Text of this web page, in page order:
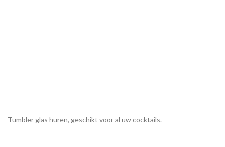
Tumbler glas huren, geschikt voor al uw cocktails.